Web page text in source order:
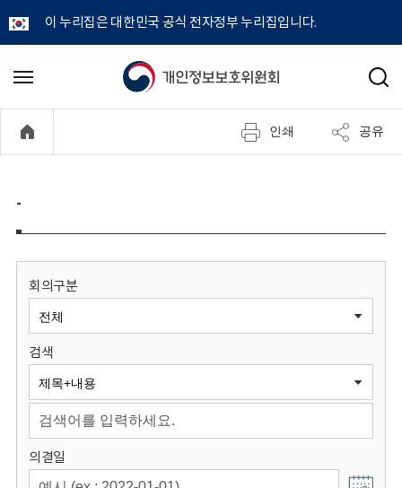
이 누리집은 대한민국 공식 전자정부 누리집입니다.
개
정
보
원
회
메
기
검
인쇄 공유
-
회의구분
검색
의결일